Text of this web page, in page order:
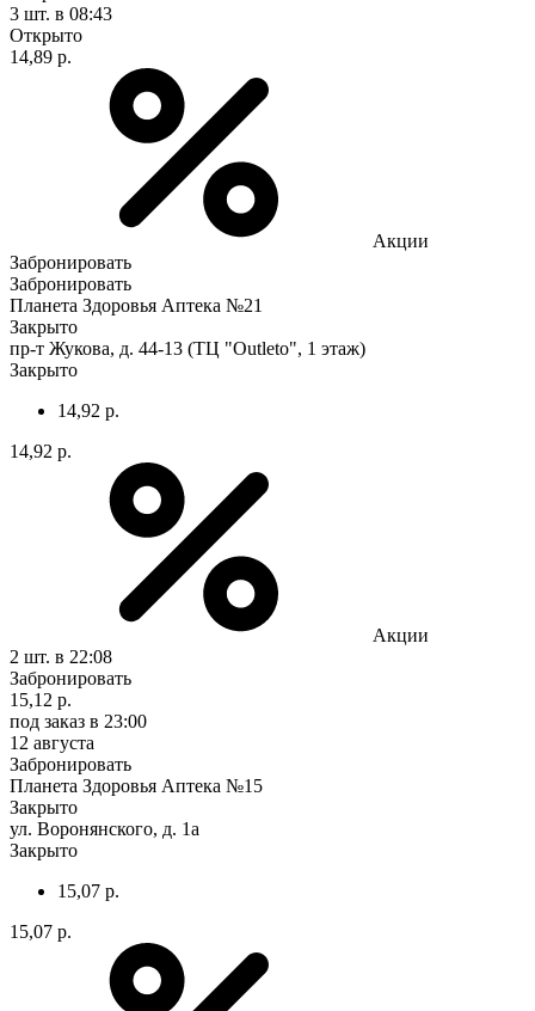
3 шт. в 08:43
Открыто
14,89 р.
Акции
Забронировать
Забронировать
Планета Здоровья Аптека №21
Закрыто
пр-т Жукова, д. 44-13 (ТЦ "Outleto", 1 этаж)
Закрыто
14,92 р.
14,92 р.
Акции
2 шт. в 22:08
Забронировать
15,12 р.
под заказ в 23:00
12 августа
Забронировать
Планета Здоровья Аптека №15
Закрыто
ул. Воронянского, д. 1а
Закрыто
15,07 р.
15,07 р.